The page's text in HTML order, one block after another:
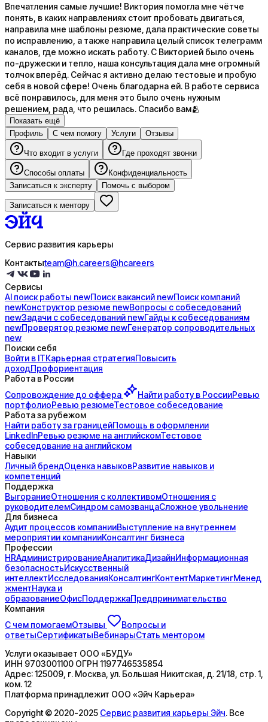
Впечатления самые лучшие! Виктория помогла мне чётче
понять, в каких направлениях стоит пробовать двигаться,
направила мне шаблоны резюме, дала практические советы
по исправлению, а также направила целый список телеграмм
каналов, где можно искать работу. С Викторией было очень
по-дружески и тепло, наша консультация дала мне огромный
толчок вперёд. Сейчас я активно делаю тестовые и пробую
себя в новой сфере! Очень благодарна ей. В работе сервиса
всё понравилось, для меня это было очень нужным
решением, рада, что решилась. Спасибо вам🫂
Показать ещё
Профиль
С чем помогу Услуги Отзывы
Что входит в услуги Где проходят звонки
Способы оплаты
Конфиденциальность
Записаться к эксперту
Помочь с выбором
Записаться к ментору
Сервис развития карьеры
Контактыteam@h.careers@hcareers
Сервисы
AI поискработы newПоисквакансий newПоисккомпаний
newКонструктор резюме newВопросы с собеседований
newЗадачи с собеседований newГайды ксобеседованиям
newПроверятор резюме newГенератор сопроводительных
new
Поиски себя
Войти в ITКарьерная стратегияПовысить
доходПрофориентация
Работа в России
Сопровождение до оффера Найти работу в РоссииРевью
портфолиоРевью резюмеТестовое собеседование
Работа за рубежом
Найти работу за границейПомощь в оформлении
LinkedInРевью резюме на английскомТестовое
собеседование на английском
Навыки
Личный брендОценка навыковРазвитие навыков и
компетенций
Поддержка
ВыгораниеОтношения с коллективомОтношения с
руководителемСиндром самозванцаСложное увольнение
Для бизнеса
Аудит процессов компанииВыступление на внутреннем
мероприятии компанииКонсалтинг бизнеса
Профессии
HRАдминистрированиеАналитикаДизайнИнформационная
безопасностьИскусственный
интеллектИсследованияКонсалтингКонтентМаркетингМенед
жментНаука и
образованиеОфисПоддержкаПредпринимательство
Компания
С чем помогаемОтзывы
Вопросы и
ответыСертификатыВебинарыСтать ментором
Услуги оказывает ООО «БУДУ»
ИНН 9703001100 ОГРН 1197746535854
Адрес:125009, г. Москва, ул. Большая Никитская, д. 21/18, стр. 1,
ком. 12
Платформа принадлежит ООО «Эйч Карьера»
Copyright © 2020-2025 Сервис развития карьеры Эйч. Все